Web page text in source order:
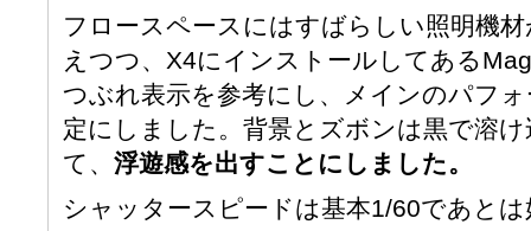
フロースペースにはすばらしい照明機
えつつ、X4にインストールしてある
つぶれ表示を参考にし、メインのパフ
定にしました。背景とズボンは黒で溶
て、 浮遊感を出すことにしました。
シャッタースピードは基本1/60であと